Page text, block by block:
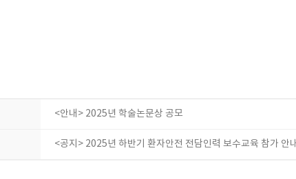
<안내> 2025년 학술논문상 공모
<공지> 2025년 하반기 환자안전 전담인력 보수교육 참가 안내